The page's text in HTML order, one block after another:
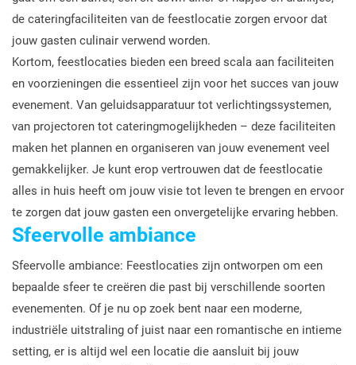
de cateringfaciliteiten van de feestlocatie zorgen ervoor dat
jouw gasten culinair verwend worden.
Kortom, feestlocaties bieden een breed scala aan faciliteiten
en voorzieningen die essentieel zijn voor het succes van jouw
evenement. Van geluidsapparatuur tot verlichtingssystemen,
van projectoren tot cateringmogelijkheden – deze faciliteiten
maken het plannen en organiseren van jouw evenement veel
gemakkelijker. Je kunt erop vertrouwen dat de feestlocatie
alles in huis heeft om jouw visie tot leven te brengen en ervoor
te zorgen dat jouw gasten een onvergetelijke ervaring hebben.
Sfeervolle ambiance
Sfeervolle ambiance: Feestlocaties zijn ontworpen om een
bepaalde sfeer te creëren die past bij verschillende soorten
evenementen. Of je nu op zoek bent naar een moderne,
industriële uitstraling of juist naar een romantische en intieme
setting, er is altijd wel een locatie die aansluit bij jouw